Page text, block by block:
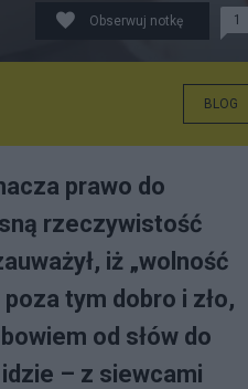
Obserwuj notkę 1
BLOG
prawo do
rzeczywistość
iż „wolność
tym dobro i zło,
od słów do
– z siewcami